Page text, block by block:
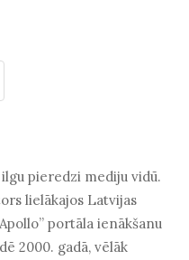
pieredzi mediju vidū.
lielākajos Latvijas
portāla ienākšanu
2000. gadā, vēlāk